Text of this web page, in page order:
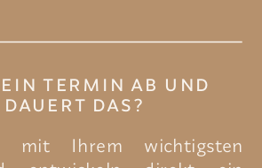
mit Ihrem wichtigsten
TERMIN AB UND
DAS?